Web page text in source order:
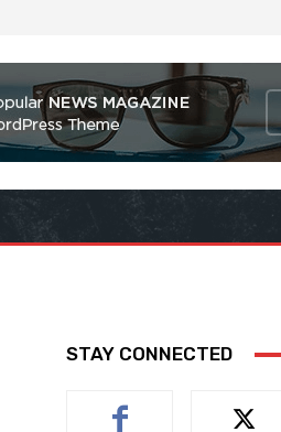
STAY CONNECTED